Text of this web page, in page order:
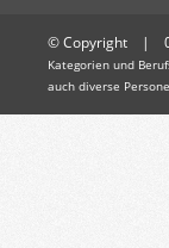
© Copyright |
Kategorien und
auch diverse